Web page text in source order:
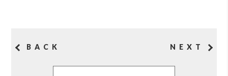
BACK NEXT